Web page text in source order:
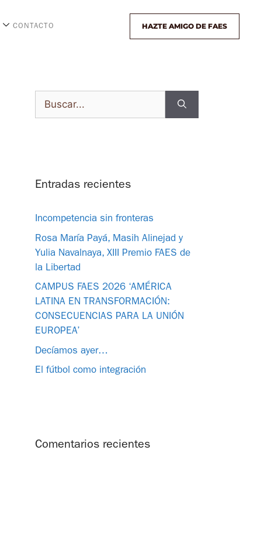
CONTACTO HAZTE AMIGO DE FAES
Entradas recientes
Incompetencia sin fronteras
Rosa María Payá, Masih Alinejad y
Yulia Navalnaya, XIII Premio FAES de
la Libertad
CAMPUS FAES 2026 ‘AMÉRICA
LATINA EN TRANSFORMACIÓN:
CONSECUENCIAS PARA LA UNIÓN
EUROPEA’
Decíamos ayer…
El fútbol como integración
Comentarios recientes